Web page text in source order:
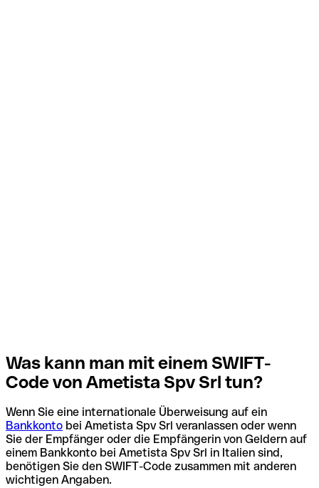
Was kann man mit einem SWIFT-
Code von Ametista Spv Srl tun?
Wenn Sie eine internationale Überweisung auf ein
Bankkonto bei Ametista Spv Srl veranlassen oder wenn
Sie der Empfänger oder die Empfängerin von Geldern auf
einem Bankkonto bei Ametista Spv Srl in Italien sind,
benötigen Sie den SWIFT-Code zusammen mit anderen
wichtigen Angaben.